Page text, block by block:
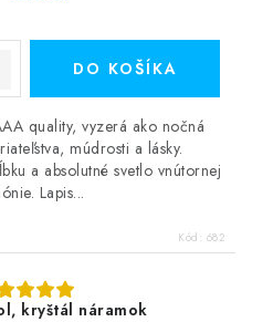
DO KOŠÍKA
quality, vyzerá ako nočná
múdrosti a lásky.
a absolutné svetlo vnútornej
Lapis...
Kód: 682
kryštál náramok